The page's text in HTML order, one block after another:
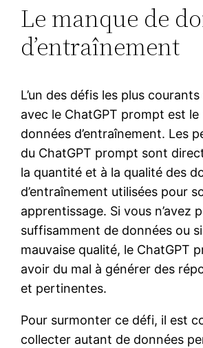
Le manque de
d’entraînement
L’un des défis les plus
avec le ChatGPT prompt est le
données d’entraînement. Les
du ChatGPT prompt sont
la quantité et à la qualité des
d’entraînement utilisées pour
apprentissage. Si vous n’avez
suffisamment de données ou
mauvaise qualité, le ChatGPT
avoir du mal à générer des
et pertinentes.
Pour surmonter ce défi, il est
collecter autant de données